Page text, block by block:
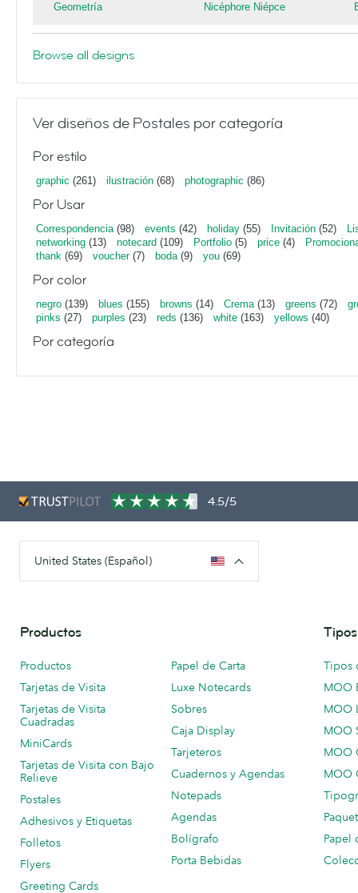
Geometría Nicéphore Niépce
Browse all designs
Ver diseños de Postales por categoría
Por estilo
graphic (261) ilustración (68) photographic (86)
Por Usar
Correspondencia(98) events (42) holiday (55) Invitación (52)
networking (13) notecard (109) Portfolio (5) price (4)
thank (69) voucher(7) boda(9) you (69)
Por color
negro (139) blues (155) browns (14) Crema(13) greens (72)
pinks (27) purples (23) reds (136) white (163) yellows (40)
Por categoría
4.5/5
United States (Español)
Productos
Productos
Tarjetas de Visita
Tarjetas de Visita
Cuadradas
MiniCards
Tarjetas de Visita con Bajo
Relieve
Postales
Adhesivos y Etiquetas
Folletos
Flyers
Greeting Cards
Papel de Carta
Luxe Notecards
Sobres
Caja Display
Tarjeteros
Cuadernos y Agendas
Notepads
Agendas
Bolígrafo
Porta Bebidas
Tipos
MOO
MOO
MOO
MOO
MOO
Papel